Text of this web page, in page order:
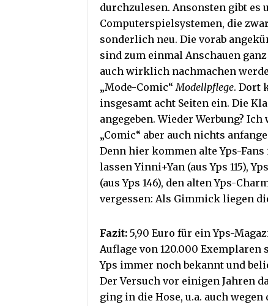
durchzulesen. Ansonsten gibt es
Computerspielsystemen, die
sonderlich neu. Die vorab
sind zum einmal Anschauen
auch wirklich nachmachen
„Mode-Comic“Modellpflege. Dort
insgesamt acht Seiten ein. Die
angegeben. Wieder Werbung?
„Comic“ aber auch nichts
Denn hier kommen alte Yps-Fans
lassen Yinni+Yan (aus Yps 115),
(aus Yps 146), den alten Yps-
vergessen: Als Gimmick liegen
Fazit: 5,90 Euro für ein Yps-
Auflage von 120.000
Yps immer noch bekannt und
Der Versuch vor einigen Jahren
ging in die Hose, u.a. auch